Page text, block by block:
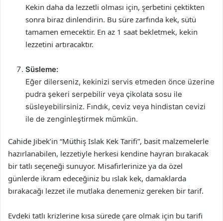
Kekin daha da lezzetli olması için, şerbetini çektikten
sonra biraz dinlendirin. Bu süre zarfında kek, sütü
tamamen emecektir. En az 1 saat bekletmek, kekin
lezzetini artıracaktır.
Süsleme:
Eğer dilerseniz, kekinizi servis etmeden önce üzerine
pudra şekeri serpebilir veya çikolata sosu ile
süsleyebilirsiniz. Fındık, ceviz veya hindistan cevizi
ile de zenginleştirmek mümkün.
Cahide Jibek’in “Müthiş Islak Kek Tarifi”, basit malzemelerle
hazırlanabilen, lezzetiyle herkesi kendine hayran bırakacak
bir tatlı seçeneği sunuyor. Misafirlerinize ya da özel
günlerde ikram edeceğiniz bu ıslak kek, damaklarda
bırakacağı lezzet ile mutlaka denemeniz gereken bir tarif.
Evdeki tatlı krizlerine kısa sürede çare olmak için bu tarifi